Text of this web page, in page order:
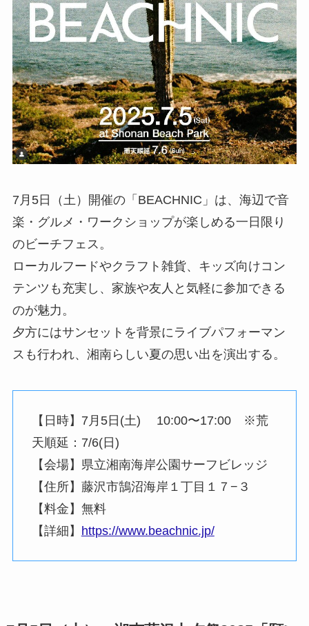
7月5日（土）開催の「BEACHNIC」は、海辺で音
楽・グルメ・ワークショップが楽しめる一日限り
のビーチフェス。
ローカルフードやクラフト雑貨、キッズ向けコン
テンツも充実し、家族や友人と気軽に参加できる
のが魅力。
夕方にはサンセットを背景にライブパフォーマン
スも行われ、湘南らしい夏の思い出を演出する。
【日時】7月5日(土) 10:00〜17:00 ※荒
天順延：7/6(日)
【会場】県立湘南海岸公園サーフビレッジ
【住所】藤沢市鵠沼海岸１丁目１７−３
【料金】無料
【詳細】 https://www.beachnic.jp/